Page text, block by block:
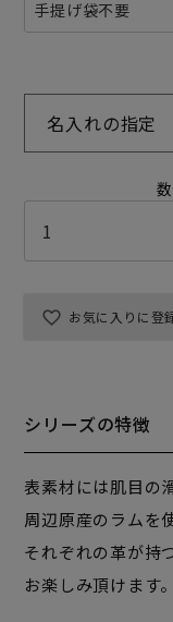
お気に入りに登
名入れの指定
シリーズの特徴
表素材には肌目の
周辺原産のラムを
それぞれの革が持
お楽しみ頂けます。